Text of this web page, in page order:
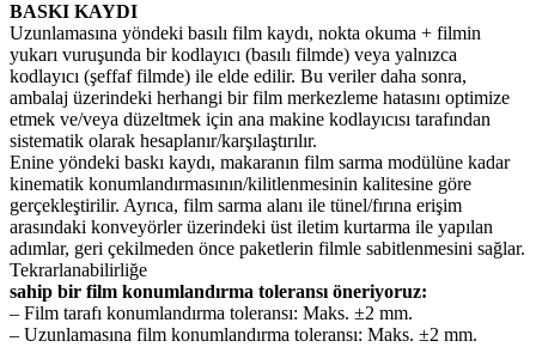
BASKI KAYDI
Uzunlamasına yöndeki basılı film kaydı, nokta okuma + filmin
yukarı vuruşunda bir kodlayıcı (basılı filmde) veya yalnızca
kodlayıcı (şeffaf filmde) ile elde edilir. Bu veriler daha sonra,
ambalaj üzerindeki herhangi bir film merkezleme hatasını optimize
etmek ve/veya düzeltmek için ana makine kodlayıcısı tarafından
sistematik olarak hesaplanır/karşılaştırılır.
Enine yöndeki baskı kaydı, makaranın film sarma modülüne kadar
kinematik konumlandırmasının/kilitlenmesinin kalitesine göre
gerçekleştirilir. Ayrıca, film sarma alanı ile tünel/fırına erişim
arasındaki konveyörler üzerindeki üst iletim kurtarma ile yapılan
adımlar, geri çekilmeden önce paketlerin filmle sabitlenmesini sağlar.
Tekrarlanabilirliğe
sahip bir film konumlandırma toleransı öneriyoruz:
– Film tarafı konumlandırma toleransı: Maks. ±2 mm.
– Uzunlamasına film konumlandırma toleransı: Maks. ±2 mm.